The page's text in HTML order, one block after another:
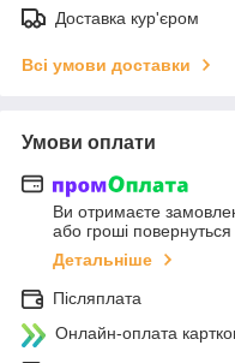
Доставка кур'єром
Всі умови доставки
Умови оплати
Ви отримаєте
або гроші
Детальніше
Післяплата
Онлайн-оплата